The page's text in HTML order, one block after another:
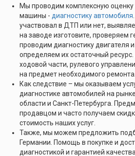
Мы проводим комплексную оценку
машины - диагностику автомобиля
участвовал в ДТП или нет,
на заводе изготовите, проверяем
проводим диагностику двигателя
определяем их остаточный
ходовой части, рулевого
на предмет необходимого ремонта.
Как следствие – мы оказываем
диагностике автомобилей на
области и Санкт-Петербурга.
продавцом и часто получаем
стоимость наших услуг.
Также, мы можем предложить
Германии. Помощь в покупке и
диагностикой и гарантией качества.